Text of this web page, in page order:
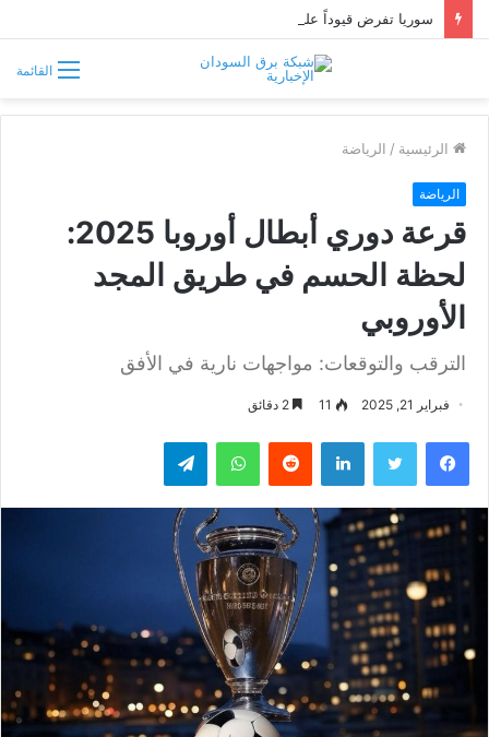
القائمة
الرئيسية / الرياضة
الرياضة
قرعة دوري أبطال أوروبا 2025:
لحظة الحسم في طريق المجد
الأوروبي
الترقب والتوقعات: مواجهات نارية في الأفق
فبراير 21, 2025 11
فيسبوك تويتر لينكدإن واتساب تيلقرام